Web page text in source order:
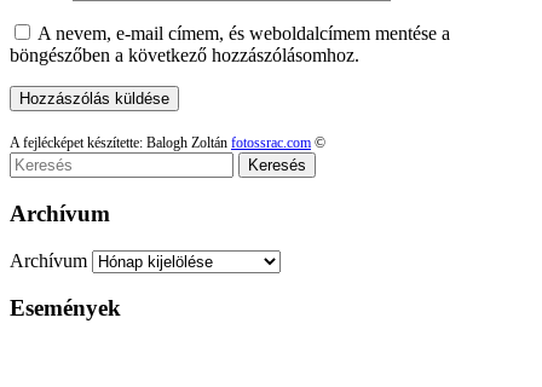
A nevem, e-mail címem, és weboldalcímem mentése a
böngészőben a következő hozzászólásomhoz.
A fejlécképet készítette: Balogh Zoltán fotossrac.com ©
Keresés
Archívum
Archívum
Események